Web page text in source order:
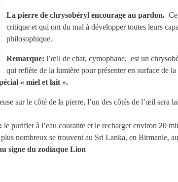
La pierre de chrysobéryl encourage au pardon.Ce
critique et qui ont du mal à développer toutes leurs
philosophique.
Remarque: l’œil de chat, cymophane, est un
qui reflète de la lumière pour présenter en surface de
« miel et lait ».
sur le côté de la pierre, l’un des côtés de l’œil sera
le purifier à l’eau courante et le recharger environ 20
plus nombreux se trouvent au Sri Lanka, en Birmanie,
signe du zodiaque Lion